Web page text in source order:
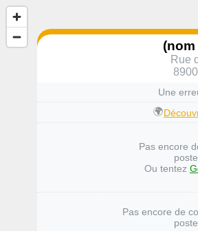
Rue
Une
🌍
Pas encore
Ou tentez
Pas encore de